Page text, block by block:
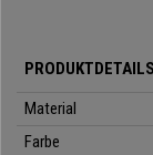
Der Sitz hat eine
was insbesondere
Material
Farbe